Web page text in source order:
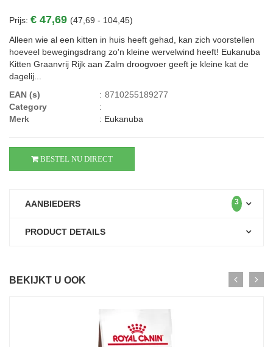
Prijs: € 47,69 (47,69 - 104,45)
Alleen wie al een kitten in huis heeft gehad, kan zich voorstellen
hoeveel bewegingsdrang zo'n kleine wervelwind heeft! Eukanuba
Kitten Graanvrij Rijk aan Zalm droogvoer geeft je kleine kat de
dagelij...
EAN (s)
: 8710255189277
Category
:
Merk
: Eukanuba
BESTEL NU DIRECT
AANBIEDERS 3
PRODUCT DETAILS
BEKIJKT U OOK